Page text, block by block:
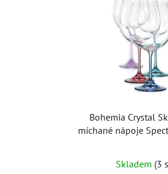
Bohemia Crystal
míchané nápoje
Skladem (3